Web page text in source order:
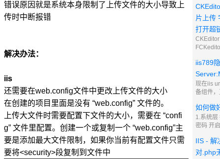
错误原因就是系统本身限制了上传文件的大小导致上
传时中断报错
解决办法：
iis
还需要在web.config文件中更改上传文件的大小
在创建的项目里面是没有 “web.config” 文件的。
上传大文件时需要配置下文件的大小，需要在 “confi
g” 文件里配置。创建一个或复制一个 “web.config”主
要是添加最大文件限制，如果你当前有配置文件只需
要将<security>段复制到文件中
读取推
多一些
fgetcsv
片上传
打开超
与增加
把它改
iis789
现在iis
备组件
写组件
则并保
可以随
如何做
1.系统层
密码 开
开启防
持最新
IIS - 解
对.php